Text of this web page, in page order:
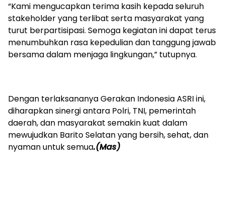
‎“Kami mengucapkan terima kasih kepada seluruh
stakeholder yang terlibat serta masyarakat yang
turut berpartisipasi. Semoga kegiatan ini dapat terus
menumbuhkan rasa kepedulian dan tanggung jawab
bersama dalam menjaga lingkungan,” tutupnya.
‎Dengan terlaksananya Gerakan Indonesia ASRI ini,
diharapkan sinergi antara Polri, TNI, pemerintah
daerah, dan masyarakat semakin kuat dalam
mewujudkan Barito Selatan yang bersih, sehat, dan
nyaman untuk semua.(Mas)